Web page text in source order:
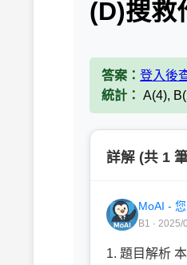
(D)搜救
答案： 登入後
統計： A(4),
詳解 (共 1
MoAI -
B1 · 2025/
1. 題目解析